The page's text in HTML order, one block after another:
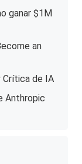
ganar $1M
an
Crítica de IA
Anthropic